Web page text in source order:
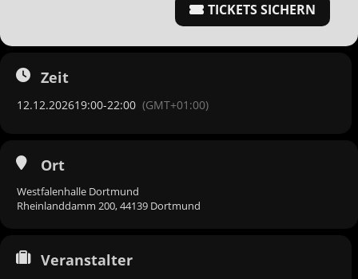
TICKETS SICHERN
Zeit
12.12.202619:00-22:00 (GMT+01:00)
Ort
Westfalenhalle Dortmund
Rheinlanddamm 200, 44139 Dortmund
Veranstalter